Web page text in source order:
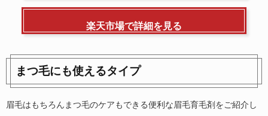
楽天市場で詳細を見る
まつ毛にも使えるタイプ
眉毛はもちろんまつ毛のケアもできる便利な眉毛育毛剤をご紹介し